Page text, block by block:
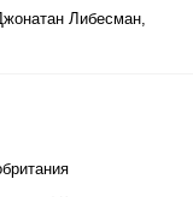
Либесман,